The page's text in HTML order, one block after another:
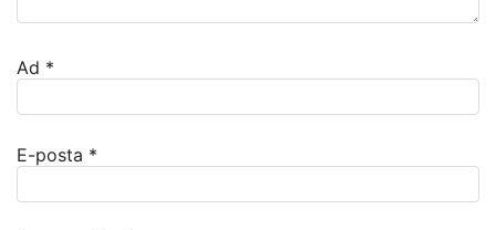
Ad *
E-posta *